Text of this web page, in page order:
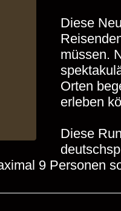
Diese
müssen.
Orten
erleben
Diese
9 Personen